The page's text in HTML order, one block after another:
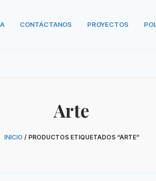
CONTÁCTANOS PROYECTOS
Arte
INICIO / PRODUCTOS ETIQUETADOS “ARTE”